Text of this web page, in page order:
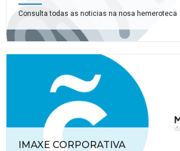
Consulta todas as noticias na nosa hemeroteca
IMAXE CORPORATIVA